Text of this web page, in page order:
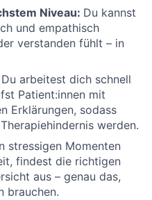
Niveau: Du kannst
und empathisch
verstanden fühlt – in
Du arbeitest dich schnell
Patient:innen mit
Erklärungen, sodass
werden.
stressigen Momenten
findest die richtigen
aus – genau das,
brauchen.